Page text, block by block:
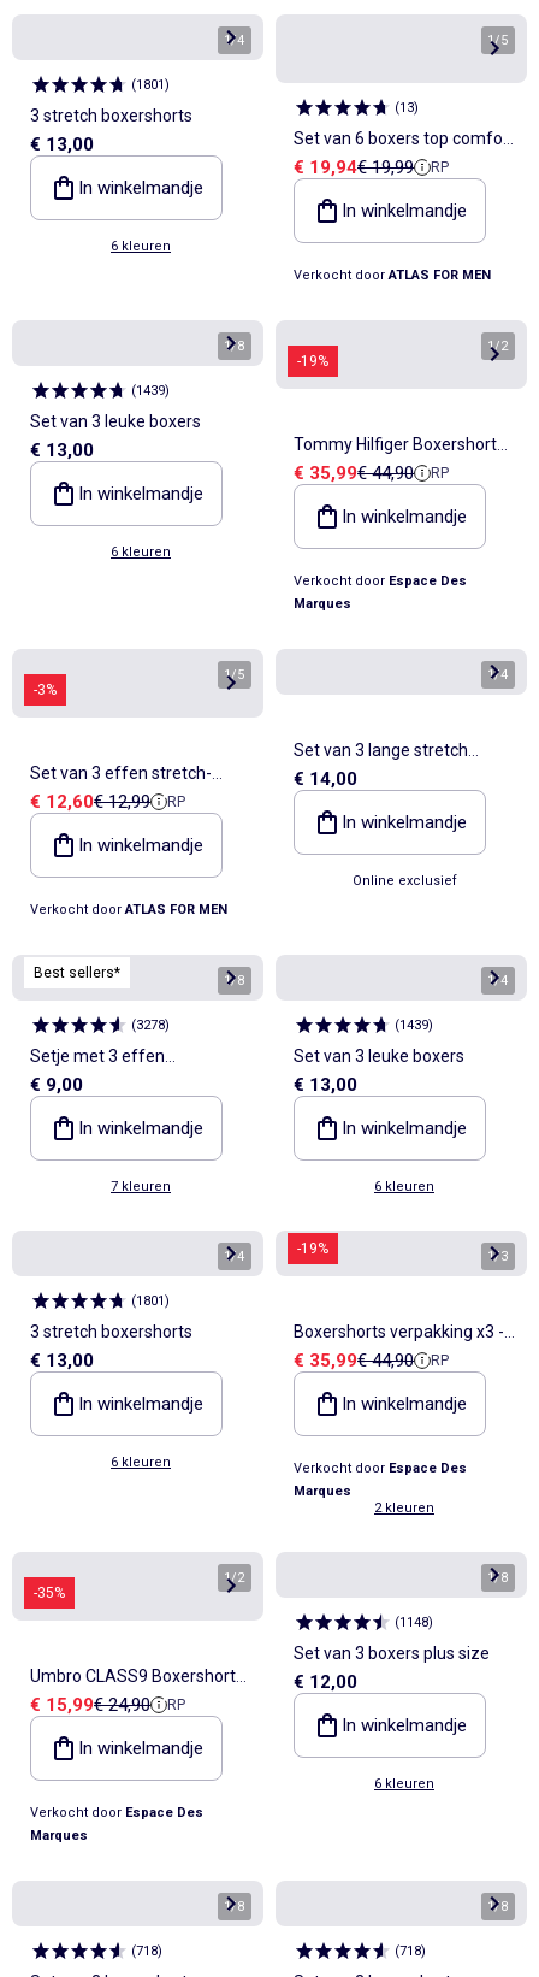
1/4
(1801)
3 stretch boxershorts
€ 13,00
In winkelmandje
6 kleuren
1/5
(13)
Set van 6 boxers top comfort
- ATLAS FOR MEN
Verkoopprijs
€ 19,94Referentieprijs
€ 19,99 RP
In winkelmandje
Verkocht door ATLAS FOR MEN
1/8
(1439)
Set van 3 leuke boxers
€ 13,00
In winkelmandje
6 kleuren
-19%
1/2
Tommy Hilfiger Boxershorts
Heren Zwart - 3-pack
Verkoopprijs
€ 35,99Referentieprijs
€ 44,90 RP
In winkelmandje
Verkocht door Espace Des
Marques
-3%
1/5
Set van 3 effen stretch-
boxershorts - ATLAS FOR
MEN
Verkoopprijs
€ 12,60Referentieprijs
€ 12,99 RP
In winkelmandje
Verkocht door ATLAS FOR MEN
1/4
Set van 3 lange stretch
boxershorts
€ 14,00
In winkelmandje
Online exclusief
Best sellers* 1/8
(3278)
Setje met 3 effen
boxershorts
€ 9,00
In winkelmandje
7 kleuren
1/4
(1439)
Set van 3 leuke boxers
€ 13,00
In winkelmandje
6 kleuren
1/4
(1801)
3 stretch boxershorts
€ 13,00
In winkelmandje
6 kleuren
-19% 1/3
Boxershorts verpakking x3 -
Calvin Klein
Verkoopprijs
€ 35,99Referentieprijs
€ 44,90 RP
In winkelmandje
Verkocht door Espace Des
Marques
2 kleuren
-35%
1/2
Umbro CLASS9 Boxershorts
Heren - 3-pack
Zwart/Kaki/Rood
Verkoopprijs
€ 15,99Referentieprijs
€ 24,90 RP
In winkelmandje
Verkocht door Espace Des
Marques
1/8
(1148)
Set van 3 boxers plus size
€ 12,00
In winkelmandje
6 kleuren
1/8
(718)
1/8
(718)